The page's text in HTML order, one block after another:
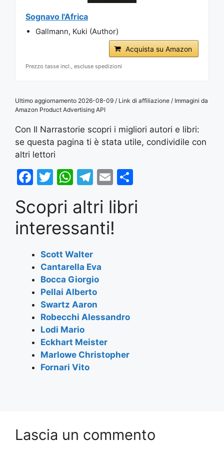
Sognavo l'Africa
Gallmann, Kuki (Author)
Acquista su Amazon
Prezzo tasse incl., escluse spedizioni
Ultimo aggiornamento 2026-08-09 / Link di affiliazione / Immagini da
Amazon Product Advertising API
Con Il Narrastorie scopri i migliori autori e libri:
se questa pagina ti è stata utile, condividile con
altri lettori
F
c
e
b
o
o
k
T
itt
er
W
at
s
A
p
p
T
e
gr
a
E
ai
l
ar
Scopri altri libri
interessanti!
Scott Walter
Cantarella Eva
Bocca Giorgio
Pellai Alberto
Swartz Aaron
Robecchi Alessandro
Lodi Mario
Eckhart Meister
Marlowe Christopher
Fornari Vito
Lascia un commento